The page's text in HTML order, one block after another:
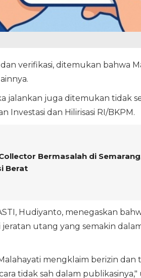
verifikasi, ditemukan bahwa
jalankan juga ditemukan tidak
Investasi dan Hilirisasi RI/BKPM.
Bermasalah di
Berat
Hudiyanto, menegaskan
utang yang semakin
mengklaim berizin dan
tidak sah dalam